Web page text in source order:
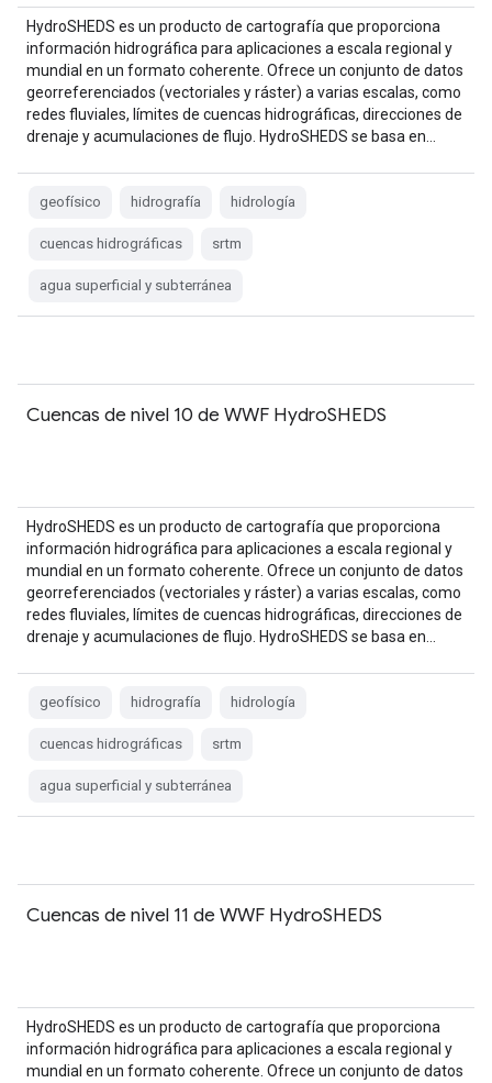
HydroSHEDS es un producto de cartografía que proporciona
información hidrográfica para aplicaciones a escala regional y
mundial en un formato coherente. Ofrece un conjunto de datos
georreferenciados (vectoriales y ráster) a varias escalas, como
redes fluviales, límites de cuencas hidrográficas, direcciones de
drenaje y acumulaciones de flujo. HydroSHEDS se basa en…
geofísico hidrografía hidrología
cuencas hidrográficas srtm
agua superficial y subterránea
Cuencas de nivel 10 de WWF HydroSHEDS
HydroSHEDS es un producto de cartografía que proporciona
información hidrográfica para aplicaciones a escala regional y
mundial en un formato coherente. Ofrece un conjunto de datos
georreferenciados (vectoriales y ráster) a varias escalas, como
redes fluviales, límites de cuencas hidrográficas, direcciones de
drenaje y acumulaciones de flujo. HydroSHEDS se basa en…
geofísico hidrografía hidrología
cuencas hidrográficas srtm
agua superficial y subterránea
Cuencas de nivel 11 de WWF HydroSHEDS
HydroSHEDS es un producto de cartografía que proporciona
información hidrográfica para aplicaciones a escala regional y
mundial en un formato coherente. Ofrece un conjunto de datos